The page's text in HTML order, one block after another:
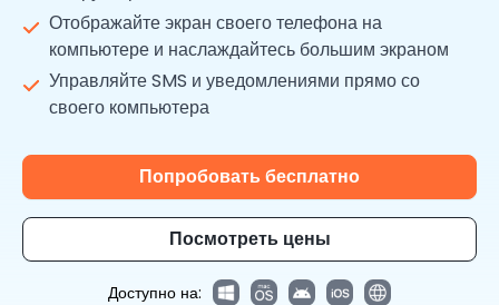
Отображайте экран своего телефона на
компьютере и наслаждайтесь большим экраном
Управляйте SMS и уведомлениями прямо со
своего компьютера
Попробовать бесплатно
Посмотреть цены
Доступно на: